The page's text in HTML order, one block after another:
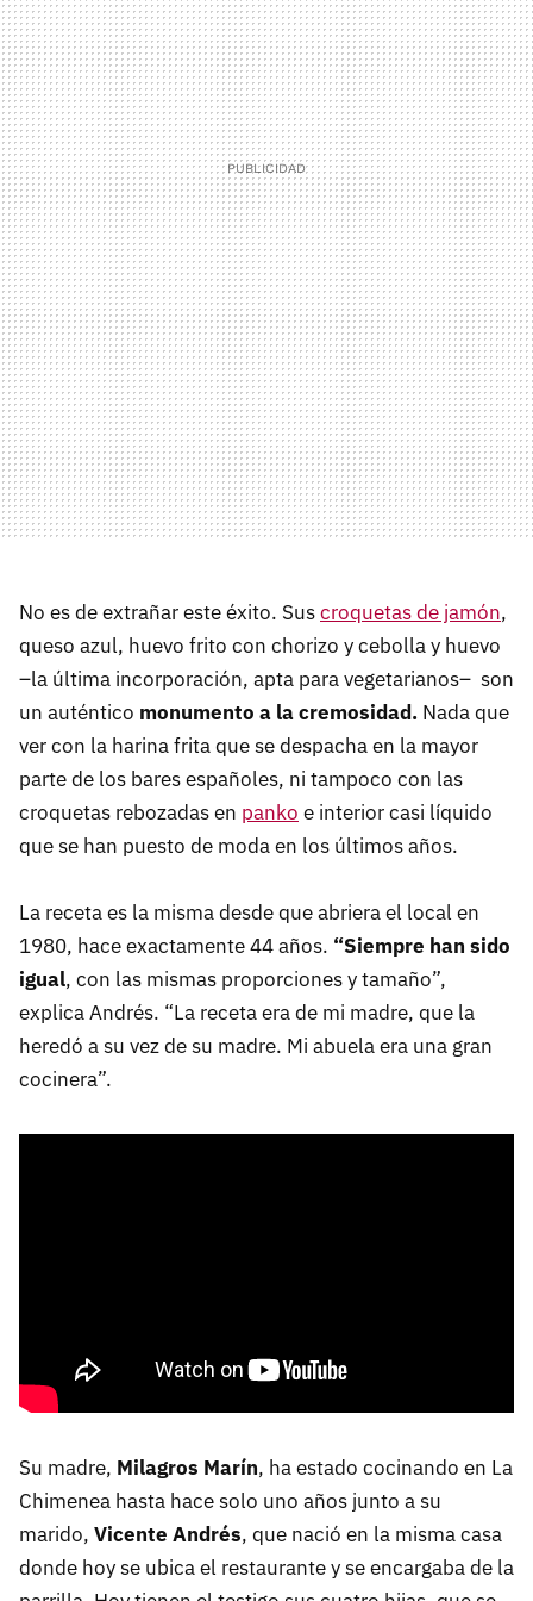
No es de extrañar este éxito. Suscroquetas de jamón,
queso azul, huevo frito con chorizo y cebolla y huevo
–la última incorporación, apta para vegetarianos– son
un auténtico monumento a la cremosidad. Nada que
ver con la harina frita que se despacha en la mayor
parte de los bares españoles, ni tampoco con las
croquetas rebozadas en panko e interior casi líquido
que se han puesto de moda en los últimos años.
La receta es la misma desde que abriera el local en
1980, hace exactamente 44 años. “Siempre han sido
igual, con las mismas proporciones y tamaño”,
explica Andrés. “La receta era de mi madre, que la
heredó a su vez de su madre. Mi abuela era una gran
cocinera”.
Su madre, Milagros Marín, ha estado cocinando en La
Chimenea hasta hace solo uno años junto a su
marido, Vicente Andrés, que nació en la misma casa
donde hoy se ubica el restaurante y se encargaba de la